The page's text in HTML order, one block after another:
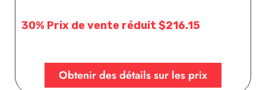
30% Prix de vente réduit $216.15
Obtenir des détails sur les prix